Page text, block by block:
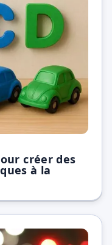
créer des
à la